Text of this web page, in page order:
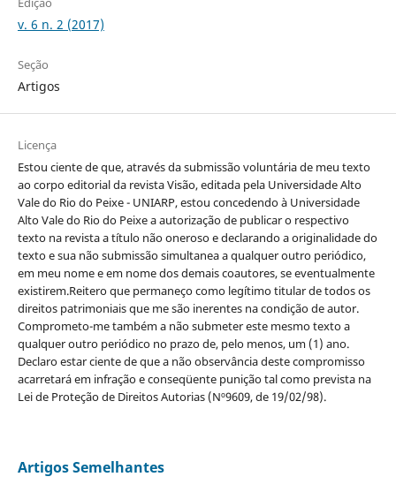
v. 6 n. 2 (2017)
Seção
Artigos
Licença
Estou ciente de que, através da submissão voluntária de meu texto
ao corpo editorial da revista Visão, editada pela Universidade Alto
Vale do Rio do Peixe - UNIARP, estou concedendo à Universidade
Alto Vale do Rio do Peixe a autorização de publicar o respectivo
texto na revista a título não oneroso e declarando a originalidade do
texto e sua não submissão simultanea a qualquer outro periódico,
em meu nome e em nome dos demais coautores, se eventualmente
existirem.Reitero que permaneço como legítimo titular de todos os
direitos patrimoniais que me são inerentes na condição de autor.
Comprometo-me também a não submeter este mesmo texto a
qualquer outro periódico no prazo de, pelo menos, um (1) ano.
Declaro estar ciente de que a não observância deste compromisso
acarretará em infração e conseqüente punição tal como prevista na
Lei de Proteção de Direitos Autorias (Nº9609, de 19/02/98).
Artigos Semelhantes